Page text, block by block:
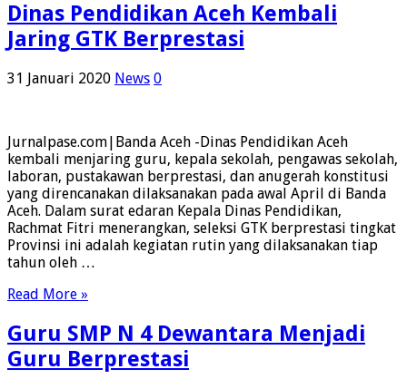
Dinas Pendidikan Aceh Kembali
Jaring GTK Berprestasi
31 Januari 2020 News 0
Jurnalpase.com|Banda Aceh -Dinas Pendidikan Aceh
kembali menjaring guru, kepala sekolah, pengawas sekolah,
laboran, pustakawan berprestasi, dan anugerah konstitusi
yang direncanakan dilaksanakan pada awal April di Banda
Aceh. Dalam surat edaran Kepala Dinas Pendidikan,
Rachmat Fitri menerangkan, seleksi GTK berprestasi tingkat
Provinsi ini adalah kegiatan rutin yang dilaksanakan tiap
tahun oleh …
Read More »
Guru SMP N 4 Dewantara Menjadi
Guru Berprestasi